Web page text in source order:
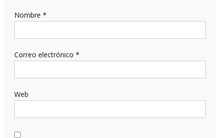
Nombre *
Correo electrónico *
Web